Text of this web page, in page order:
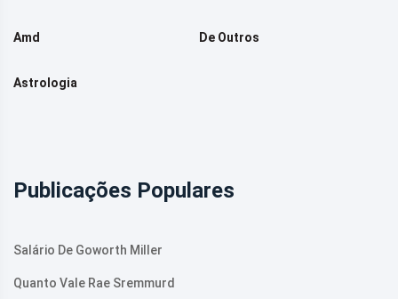
Amd De Outros
Astrologia
Publicações Populares
Salário De Goworth Miller
Quanto Vale Rae Sremmurd